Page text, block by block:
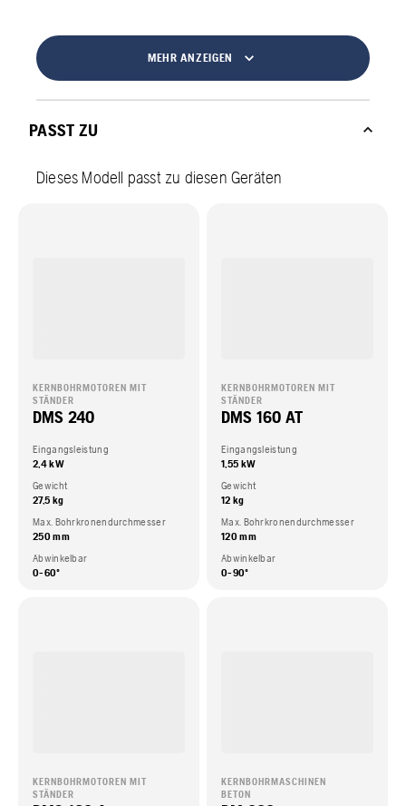
MEHR ANZEIGEN
PASST ZU
Dieses Modell passt zu diesen Geräten
KERNBOHRMOTOREN MIT
STÄNDER
DMS 240
Eingangsleistung
2,4 kW
Gewicht
27,5 kg
Max. Bohrkronendurchmesser
250 mm
Abwinkelbar
0-60º
KERNBOHRMOTOREN MIT
STÄNDER
DMS 160 AT
Eingangsleistung
1,55 kW
Gewicht
12 kg
Max. Bohrkronendurchmesser
120 mm
Abwinkelbar
0-90º
KERNBOHRMOTOREN MIT
STÄNDER
KERNBOHRMASCHINEN
BETON